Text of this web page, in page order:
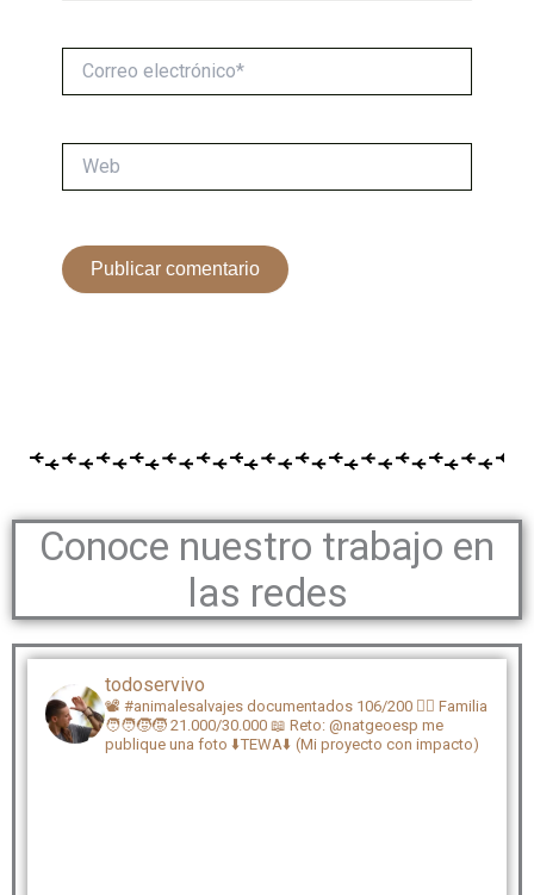
electrónico*
Conoce nuestro trabajo en
las redes
todoservivo
📽️ #animalesalvajes documentados 106/200 🏴‍☠️ Familia
🧑‍🧑‍🧒‍🧒 21.000/30.000 📖 Reto: @natgeoesp me
publique una foto ⬇️TEWA⬇️ (Mi proyecto con impacto)